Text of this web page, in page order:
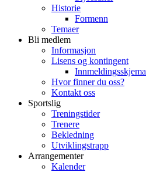
Historie
Formenn
Temaer
Bli medlem
Informasjon
Lisens og kontingent
Innmeldingsskjema
Hvor finner du oss?
Kontakt oss
Sportslig
Treningstider
Trenere
Bekledning
Utviklingstrapp
Arrangementer
Kalender